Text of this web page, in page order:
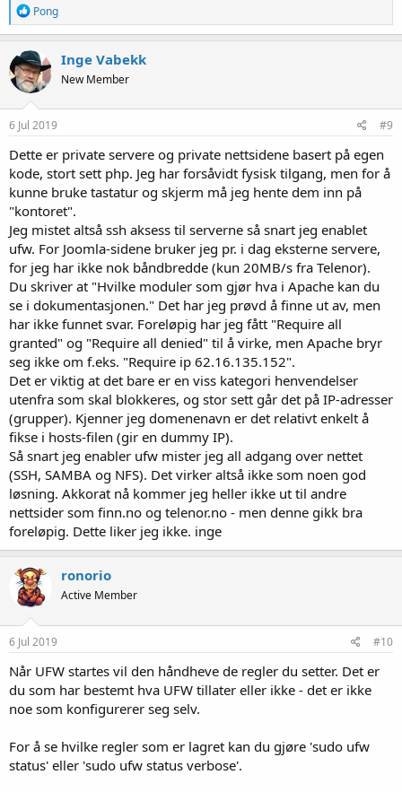
R
e
a
k
s
j
o
n
e
:
Pong
Inge Vabekk
New Member
6 Jul 2019 #9
Dette er private servere og private nettsidene basert på egen
kode, stort sett php. Jeg har forsåvidt fysisk tilgang, men for å
kunne bruke tastatur og skjerm må jeg hente dem inn på
"kontoret".
Jeg mistet altså ssh aksess til serverne så snart jeg enablet
ufw. For Joomla-sidene bruker jeg pr. i dag eksterne servere,
for jeg har ikke nok båndbredde (kun 20MB/s fra Telenor).
Du skriver at "Hvilke moduler som gjør hva i Apache kan du
se i dokumentasjonen." Det har jeg prøvd å finne ut av, men
har ikke funnet svar. Foreløpig har jeg fått "Require all
granted" og "Require all denied" til å virke, men Apache bryr
seg ikke om f.eks. "Require ip 62.16.135.152".
Det er viktig at det bare er en viss kategori henvendelser
utenfra som skal blokkeres, og stor sett går det på IP-adresser
(grupper). Kjenner jeg domenenavn er det relativt enkelt å
fikse i hosts-filen (gir en dummy IP).
Så snart jeg enabler ufw mister jeg all adgang over nettet
(SSH, SAMBA og NFS). Det virker altså ikke som noen god
løsning. Akkorat nå kommer jeg heller ikke ut til andre
nettsider som finn.no og telenor.no - men denne gikk bra
foreløpig. Dette liker jeg ikke. inge
ronorio
Active Member
6 Jul 2019 #10
Når UFW startes vil den håndheve de regler du setter. Det er
du som har bestemt hva UFW tillater eller ikke - det er ikke
noe som konfigurerer seg selv.
For å se hvilke regler som er lagret kan du gjøre 'sudo ufw
status' eller 'sudo ufw status verbose'.